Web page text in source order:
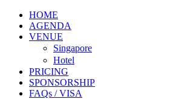
HOME
AGENDA
VENUE
Singapore
Hotel
PRICING
SPONSORSHIP
FAQs / VISA